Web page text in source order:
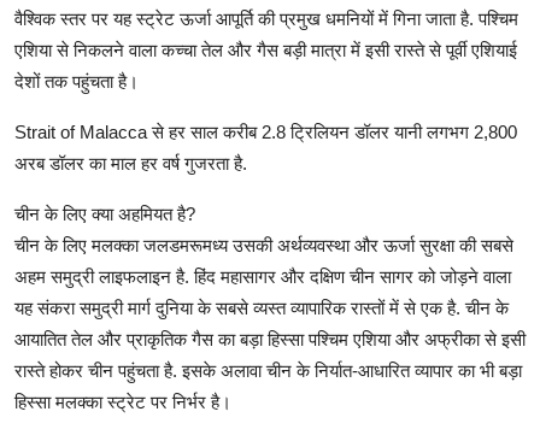
वैश्विक स्तर पर यह स्ट्रेट ऊर्जा आपूर्ति की प्रमुख धमनियों में गिना जाता है. पश्चिम
एशिया से निकलने वाला कच्चा तेल और गैस बड़ी मात्रा में इसी रास्ते से पूर्वी एशियाई
देशों तक पहुंचता है।
Strait of Malacca से हर साल करीब 2.8 ट्रिलियन डॉलर यानी लगभग 2,800
अरब डॉलर का माल हर वर्ष गुजरता है.
चीन के लिए क्या अहमियत है?
चीन के लिए मलक्का जलडमरूमध्य उसकी अर्थव्यवस्था और ऊर्जा सुरक्षा की सबसे
अहम समुद्री लाइफलाइन है. हिंद महासागर और दक्षिण चीन सागर को जोड़ने वाला
यह संकरा समुद्री मार्ग दुनिया के सबसे व्यस्त व्यापारिक रास्तों में से एक है. चीन के
आयातित तेल और प्राकृतिक गैस का बड़ा हिस्सा पश्चिम एशिया और अफ्रीका से इसी
रास्ते होकर चीन पहुंचता है. इसके अलावा चीन के निर्यात-आधारित व्यापार का भी बड़ा
हिस्सा मलक्का स्ट्रेट पर निर्भर है।